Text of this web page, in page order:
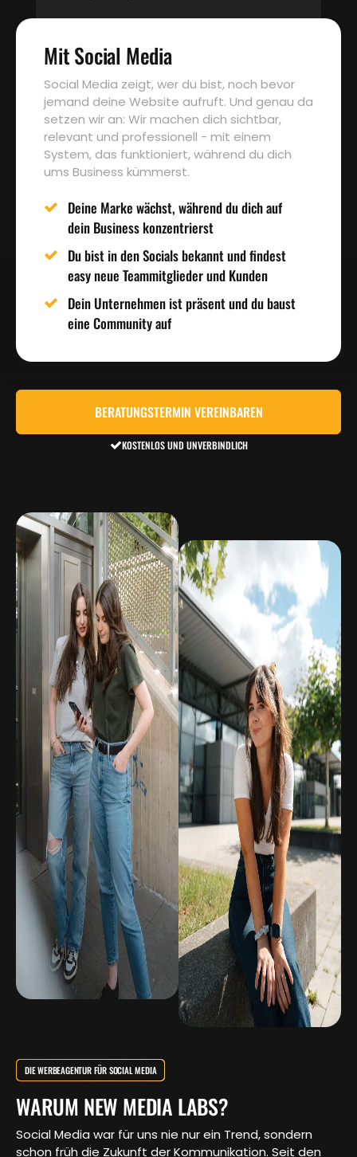
Mit Social Media
Social Media zeigt, wer du bist, noch bevor
jemand deine Website aufruft. Und genau da
setzen wir an: Wir machen dich sichtbar,
relevant und professionell - mit einem
System, das funktioniert, während du dich
ums Business kümmerst.
Deine Marke wächst, während du dich auf
dein Business konzentrierst
Du bist in den Socials bekannt und findest
easy neue Teammitglieder und Kunden
Dein Unternehmen ist präsent und du baust
eine Community auf
BERATUNGSTERMIN VEREINBAREN
KOSTENLOS UND UNVERBINDLICH
DIE WERBEAGENTUR FÜR SOCIAL MEDIA
WARUM NEW MEDIA LABS?
Social Media war für uns nie nur ein Trend, sondern
schon früh die Zukunft der Kommunikation. Seit den